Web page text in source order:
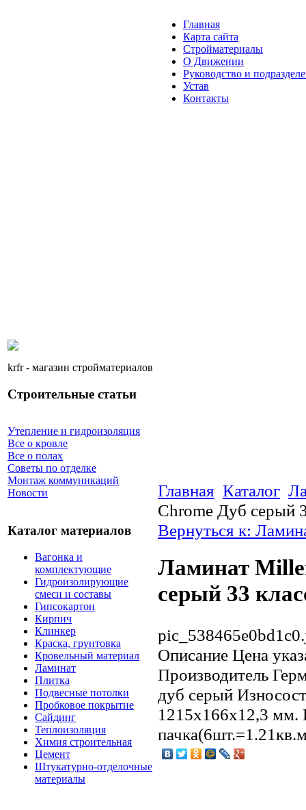
krfr - магазин стройматериалов
Строительные статьи
Утепление и гидроизоляция
Все о кровле
Все о полах
Советы по отделке
Монтаж коммуникаций
Новости
Каталог материалов
Вагонка и
комплектующие
Гидроизолирующие
смеси и составы
Гипсокартон
Кирпич
Клинкер
Краска, грунтовка
Кровельный материал
Ламинат
Плитка
Подвесные потолки
Пробковое покрытие
Сайдинг
Теплоизоляция
Химия строительная
Цемент
Штукатурно-отделочные
материалы
Главная
Карта сайта
Стройматериалы
О Движении
Руководство и
Устав
Контакты
Главная Каталог
Chrome Дуб серый
Вернуться к:
Ламинат
серый 33
Описание Цена
Производитель
дуб серый
1215х166х12,3 мм.